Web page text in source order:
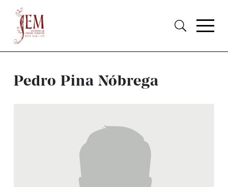
Pedro Pina Nóbrega